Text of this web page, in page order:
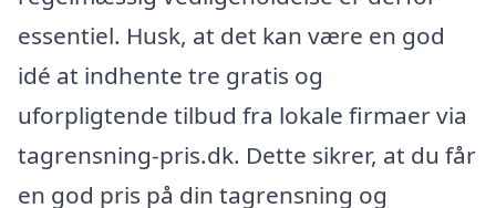
essentiel. Husk, at det kan være en god
idé at indhente tre gratis og
uforpligtende tilbud fra lokale firmaer via
tagrensning-pris.dk. Dette sikrer, at du får
en god pris på din tagrensning og